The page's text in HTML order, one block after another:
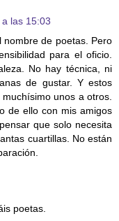
las 15:03
de poetas. Pero
para el oficio.
No hay técnica, ni
de gustar. Y estos
unos a otros.
de ello con mis amigos
que solo necesita
cuartillas. No están
poetas.